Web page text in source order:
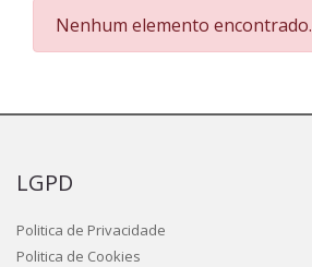
Nenhum elemento encontrado.
LGPD
Politica de Privacidade
Politica de Cookies